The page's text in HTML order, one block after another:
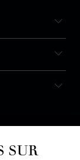
SUR